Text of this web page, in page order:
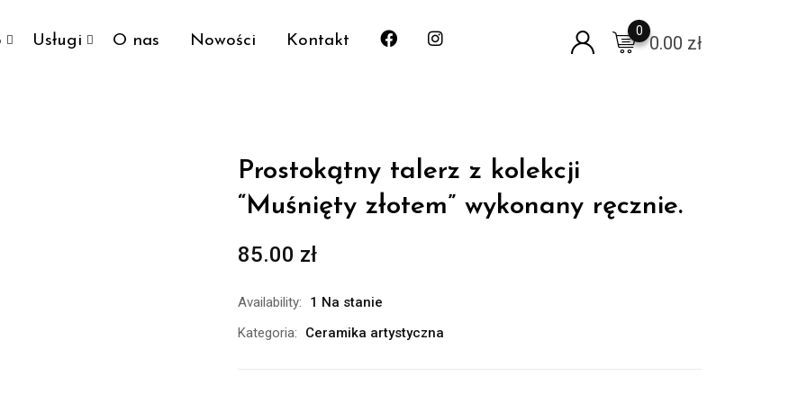
Usługi O nas Nowości Kontakt 0.00 zł
0
Prostokątny talerz z kolekcji
“Muśnięty złotem” wykonany ręcznie.
85.00 zł
Availability:
1 Na stanie
Kategoria:
Ceramika artystyczna